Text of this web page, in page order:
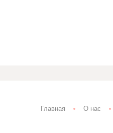
Главная О нас